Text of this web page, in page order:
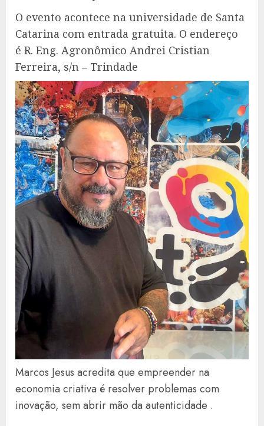
O evento acontece na universidade de Santa
Catarina com entrada gratuita. O endereço
é R. Eng. Agronômico Andrei Cristian
Ferreira, s/n – Trindade
Marcos Jesus acredita que empreender na
economia criativa é resolver problemas com
inovação, sem abrir mão da autenticidade .